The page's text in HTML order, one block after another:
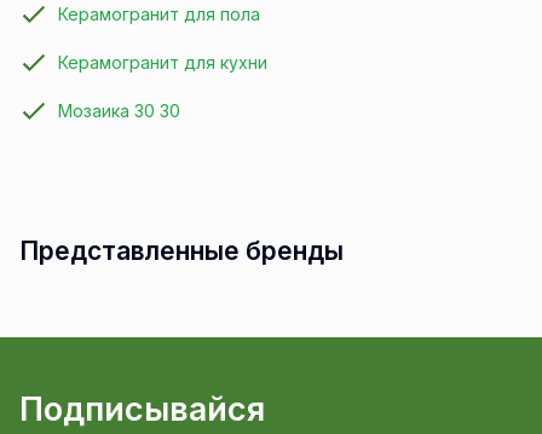
Керамогранит для пола
Керамогранит для кухни
Мозаика 30 30
Представленные бренды
Подписывайся